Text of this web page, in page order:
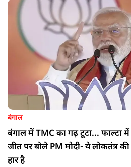
बंगाल
बंगाल में TMC का गढ़ टूटा... फाल्टा में
जीत पर बोले PM मोदी- ये लोकतंत्र
हार है